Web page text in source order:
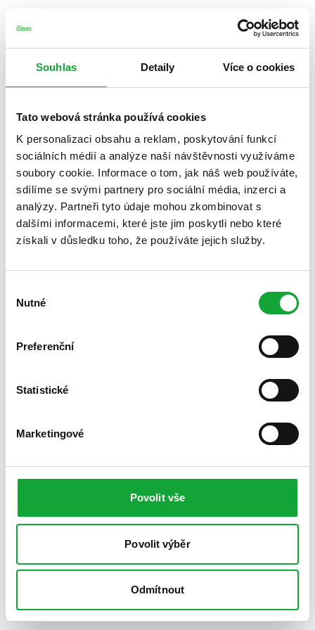
Souhlas Detaily Více o cookies
Tato webová stránka používá cookies
K personalizaci obsahu a reklam, poskytování funkcí
sociálních médií a analýze naší návštěvnosti využíváme
soubory cookie. Informace o tom, jak náš web používáte,
sdílíme se svými partnery pro sociální média, inzerci a
analýzy. Partneři tyto údaje mohou zkombinovat s
dalšími informacemi, které jste jim poskytli nebo které
získali v důsledku toho, že používáte jejich služby.
souhlasu
Nutné
Preferenční
Statistické
Marketingové
Povolit vše
Povolit výběr
Odmítnout